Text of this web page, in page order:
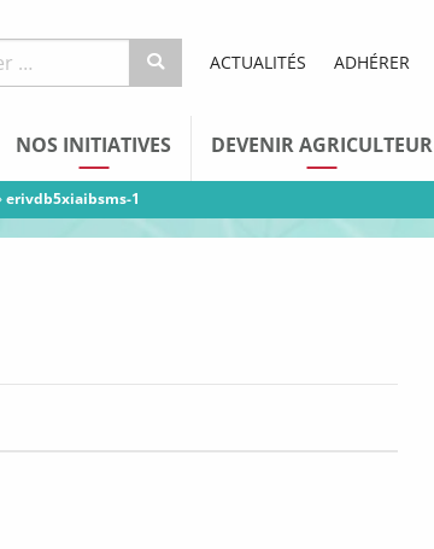
ACTUALITÉS ADHÉRER
NOS INITIATIVES DEVENIR AGRICULTEUR
erivdb5xiaibsms-1